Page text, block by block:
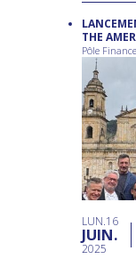
THE
Pôle
LUN 16
JUIN
2025